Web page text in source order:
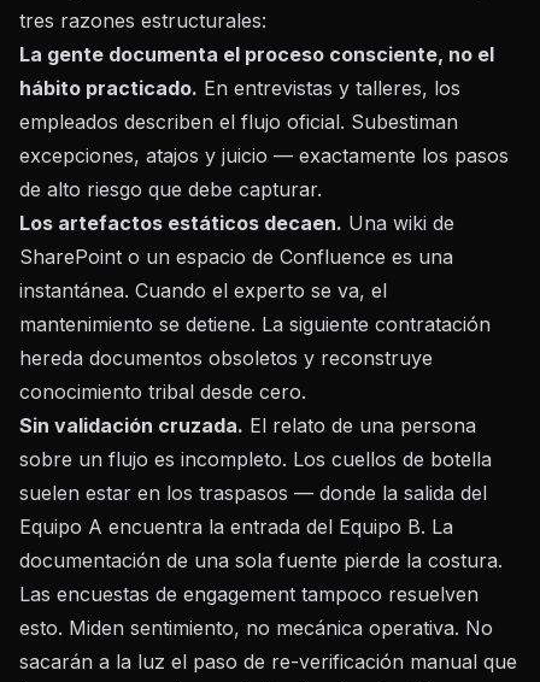
tres razones estructurales:
La gente documenta el proceso consciente, no el
hábito practicado. En entrevistas y talleres, los
empleados describen el flujo oficial. Subestiman
excepciones, atajos y juicio — exactamente los pasos
de alto riesgo que debe capturar.
Los artefactos estáticos decaen. Una wiki de
SharePoint o un espacio de Confluence es una
instantánea. Cuando el experto se va, el
mantenimiento se detiene. La siguiente contratación
hereda documentos obsoletos y reconstruye
conocimiento tribal desde cero.
Sin validación cruzada. El relato de una persona
sobre un flujo es incompleto. Los cuellos de botella
suelen estar en los traspasos — donde la salida del
Equipo A encuentra la entrada del Equipo B. La
documentación de una sola fuente pierde la costura.
Las encuestas de engagement tampoco resuelven
esto. Miden sentimiento, no mecánica operativa. No
sacarán a la luz el paso de re-verificación manual que